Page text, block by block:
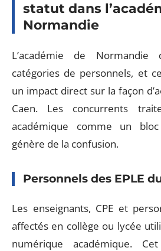
statut dans
Normandie
L’académie de Normandie
catégories de personnels, et
un impact direct sur la façon
Caen. Les concurrents
académique comme un
génère de la confusion.
Personnels des EPLE
Les enseignants, CPE et
affectés en collège ou lycée
numérique académique.